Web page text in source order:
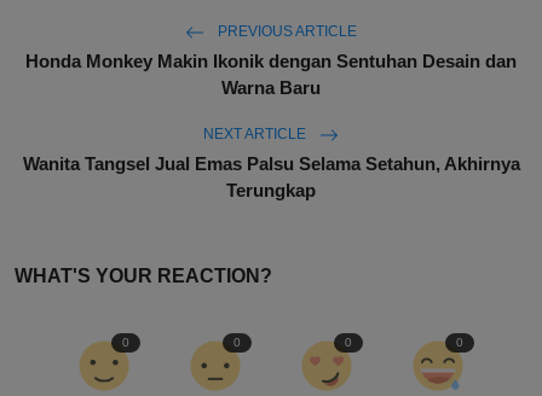
PREVIOUS ARTICLE
Honda Monkey Makin Ikonik dengan Sentuhan Desain dan
Warna Baru
NEXT ARTICLE
Wanita Tangsel Jual Emas Palsu Selama Setahun, Akhirnya
Terungkap
WHAT'S YOUR REACTION?
0 0 0 0